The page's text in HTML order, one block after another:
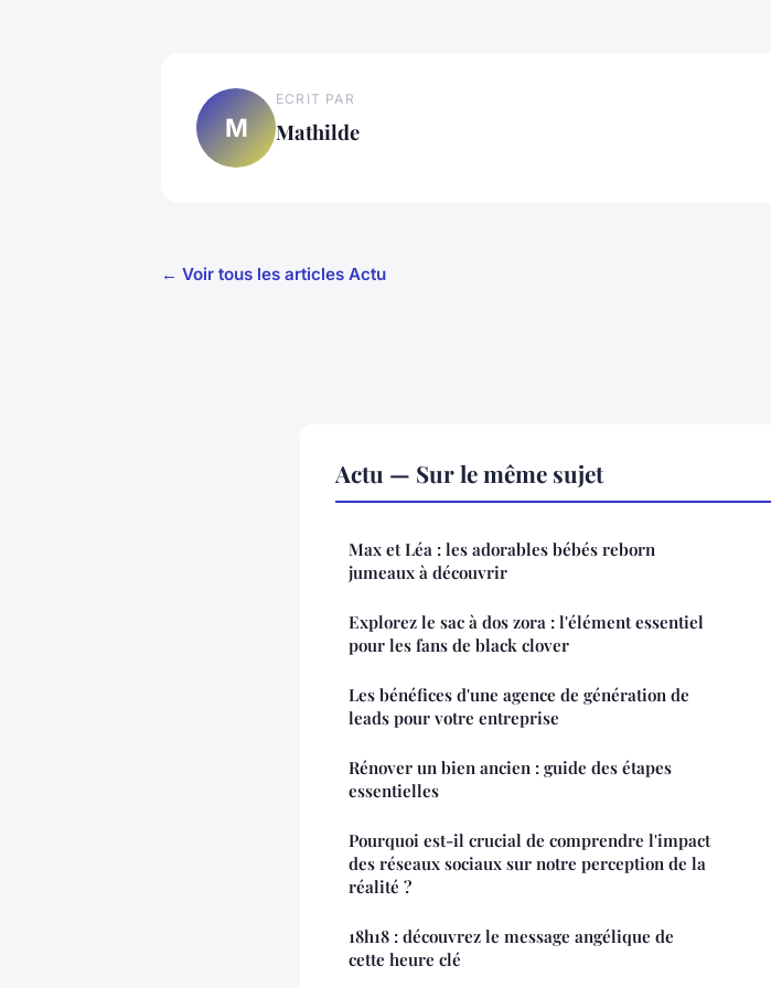
M
ECRIT PAR
Mathilde
← Voir tous les articles Actu
Actu — Sur le même sujet
Max et Léa : les adorables bébés reborn
jumeaux à découvrir
Explorez le sac à dos zora : l'élément essentiel
pour les fans de black clover
Les bénéfices d'une agence de génération de
leads pour votre entreprise
Rénover un bien ancien : guide des étapes
essentielles
Pourquoi est-il crucial de comprendre l'impact
des réseaux sociaux sur notre perception de la
réalité ?
18h18 : découvrez le message angélique de
cette heure clé